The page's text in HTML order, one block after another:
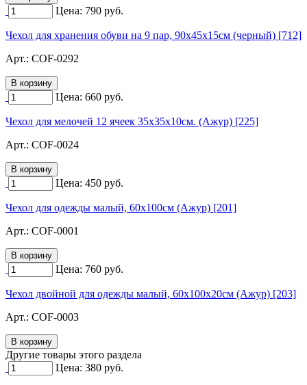
Цена: 790 руб.
Чехол для хранения обуви на 9 пар, 90х45х15см (черный) [712]
Арт.: COF-0292
Цена: 660 руб.
Чехол для мелочей 12 ячеек 35х35х10см. (Ажур) [225]
Арт.: COF-0024
Цена: 450 руб.
Чехол для одежды малый, 60х100см (Ажур) [201]
Арт.: COF-0001
Цена: 760 руб.
Чехол двойной для одежды малый, 60х100х20см (Ажур) [203]
Арт.: COF-0003
Другие товары этого раздела
Цена: 380 руб.